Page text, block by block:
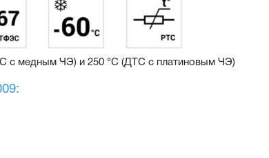
с медным ЧЭ) и 250 °С (ДТС с платиновым ЧЭ)